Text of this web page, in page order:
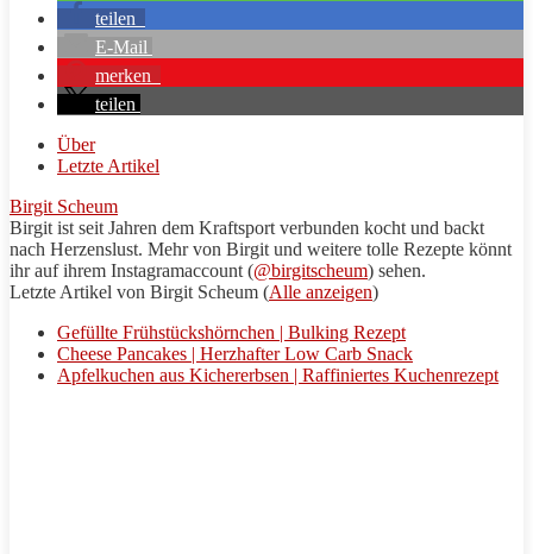
teilen
E-Mail
merken
teilen
Über
Letzte Artikel
Birgit Scheum
Birgit ist seit Jahren dem Kraftsport verbunden kocht und backt
nach Herzenslust. Mehr von Birgit und weitere tolle Rezepte könnt
ihr auf ihrem Instagramaccount (@birgitscheum) sehen.
Letzte Artikel von Birgit Scheum (Alle anzeigen)
Gefüllte Frühstückshörnchen | Bulking Rezept
Cheese Pancakes | Herzhafter Low Carb Snack
Apfelkuchen aus Kichererbsen | Raffiniertes Kuchenrezept